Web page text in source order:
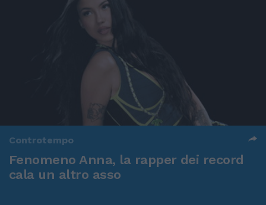
Controtempo
Fenomeno Anna, la rapper dei record
cala un altro asso